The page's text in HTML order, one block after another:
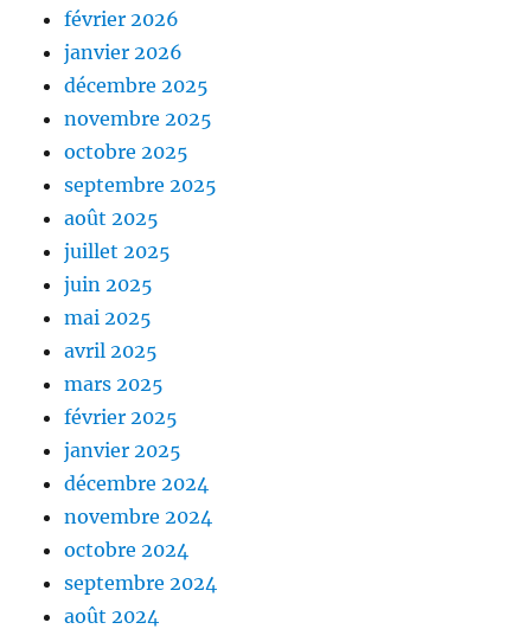
février 2026
janvier 2026
décembre 2025
novembre 2025
octobre 2025
septembre 2025
août 2025
juillet 2025
juin 2025
mai 2025
avril 2025
mars 2025
février 2025
janvier 2025
décembre 2024
novembre 2024
octobre 2024
septembre 2024
août 2024